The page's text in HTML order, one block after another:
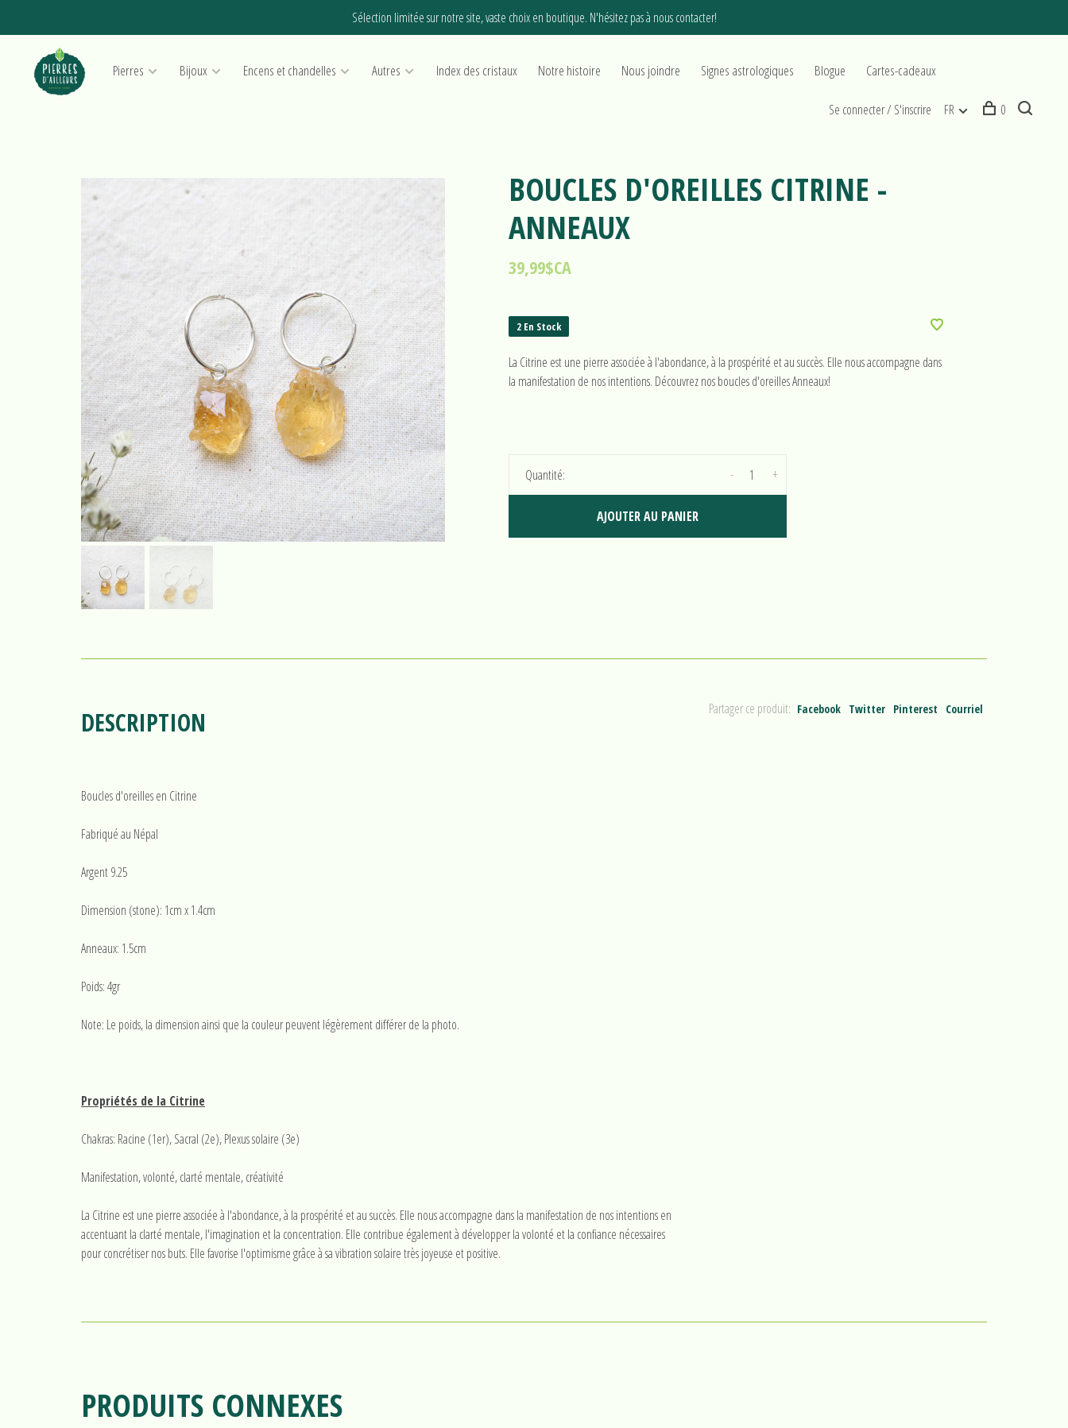
Sélection limitée sur notre site, vaste choix en boutique. N'hésitez pas à nous contacter!
Pierres Bijoux Encens et chandelles Autres Index des cristaux Notre histoire Nous joindre Signes astrologiques Blogue Cartes-cadeaux
Se connecter / S'inscrire FR 0
BOUCLES D'OREILLES CITRINE -
ANNEAUX
39,99$CA
2 En Stock
La Citrine est une pierre associée à l'abondance, à la prospérité et au succès. Elle nous accompagne dans
la manifestation de nos intentions. Découvrez nos boucles d'oreilles Anneaux!
Quantité: +
-
AJOUTER AU PANIER
Partager ce produit: Facebook Twitter Pinterest Courriel
DESCRIPTION
Boucles d'oreilles en Citrine
Fabriqué au Népal
Argent 9.25
Dimension (stone): 1cm x 1.4cm
Anneaux: 1.5cm
Poids: 4gr
Note: Le poids, la dimension ainsi que la couleur peuvent légèrement différer de la photo.
Propriétés de la Citrine
Chakras: Racine (1er), Sacral (2e), Plexus solaire (3e)
Manifestation, volonté, clarté mentale, créativité
La Citrine est une pierre associée à l'abondance, à la prospérité et au succès. Elle nous accompagne dans la manifestation de nos intentions en
accentuant la clarté mentale, l'imagination et la concentration. Elle contribue également à développer la volonté et la confiance nécessaires
pour concrétiser nos buts. Elle favorise l'optimisme grâce à sa vibration solaire très joyeuse et positive.
PRODUITS CONNEXES